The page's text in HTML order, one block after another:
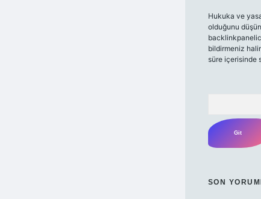
Hukuka ve
olduğunu
bildirmeniz
süre içerisinde
SON